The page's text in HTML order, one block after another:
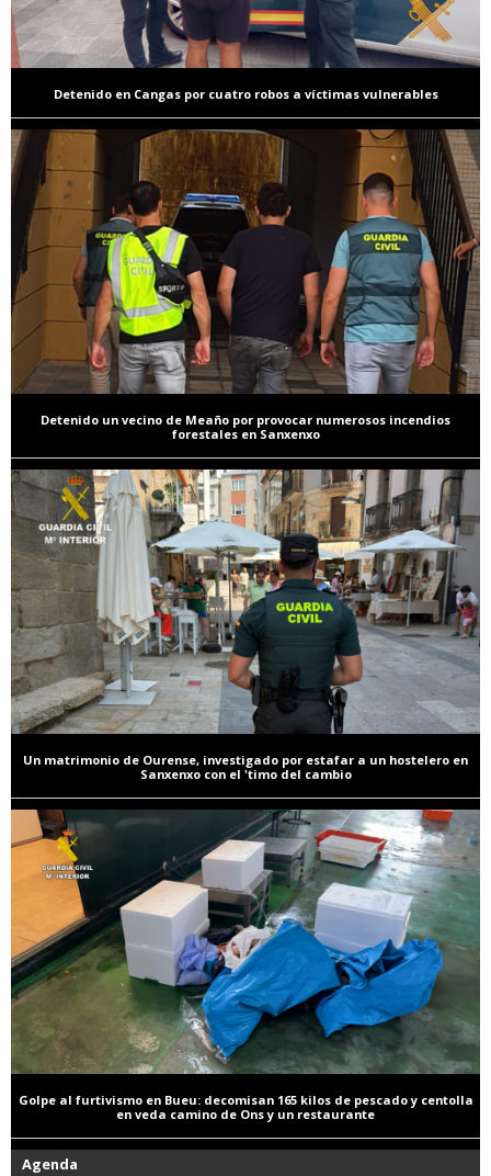
Detenido en Cangas por cuatro robos a víctimas vulnerables
Detenido un vecino de Meaño por provocar numerosos incendios
forestales en Sanxenxo
Un matrimonio de Ourense, investigado por estafar a un hostelero en
Sanxenxo con el 'timo del cambio
Golpe al furtivismo en Bueu: decomisan 165 kilos de pescado y centolla
en veda camino de Ons y un restaurante
Agenda